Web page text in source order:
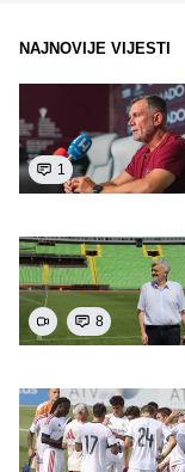
NAJNOVIJE VIJESTI
1
8